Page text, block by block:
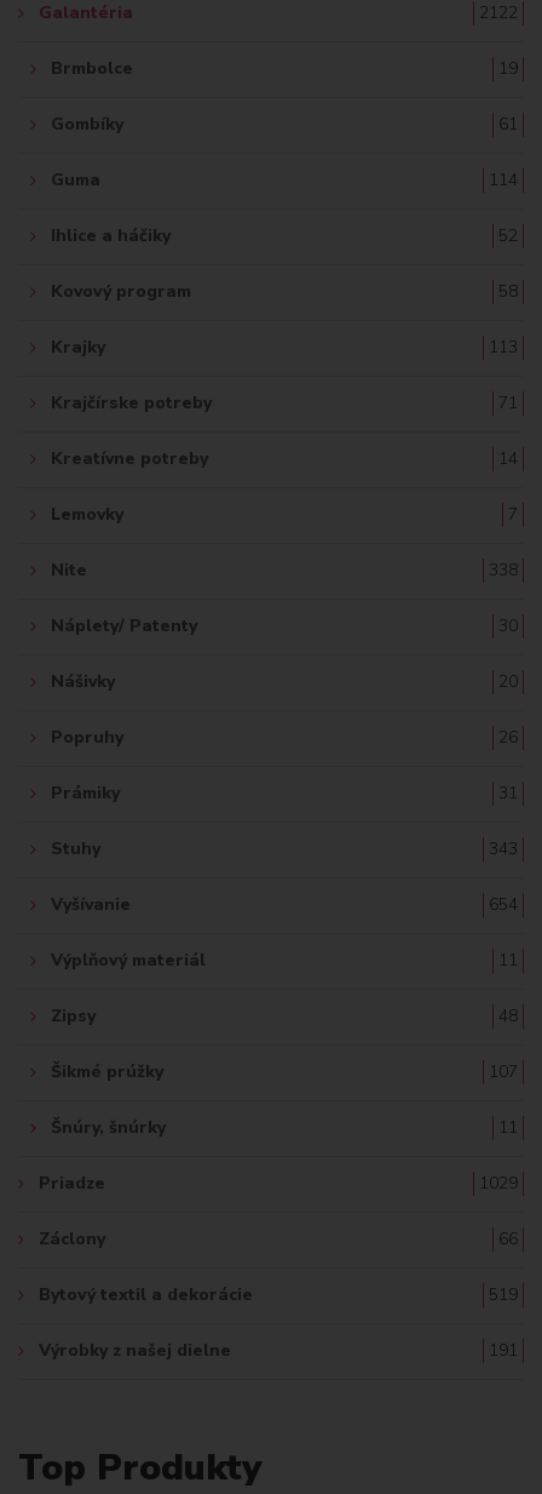
Galantéria 2122
Brmbolce 19
Gombíky 61
Guma 114
Ihlice a háčiky 52
Kovový program 58
Krajky 113
Krajčírske potreby 71
Kreatívne potreby 14
Lemovky 7
Nite 338
Náplety/ Patenty 30
Nášivky 20
Popruhy 26
Prámiky 31
Stuhy 343
Vyšívanie 654
Výplňový materiál 11
Zipsy 48
Šikmé prúžky 107
Šnúry, šnúrky 11
Priadze 1029
Záclony 66
Bytový textil a dekorácie 519
Výrobky z našej dielne 191
Top Produkty